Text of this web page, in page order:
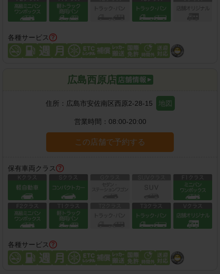
各種サービス
広島西原店
住所： 広島市安佐南区西原2-28-15 地図
営業時間： 08:00-20:00
この店舗で予約する
保有車両クラス
各種サービス